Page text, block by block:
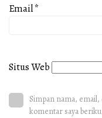
Email*
Situs Web
Simpan nama,
komentar saya